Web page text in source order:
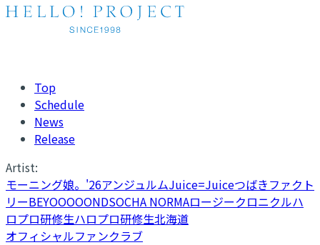
Top
Schedule
News
Release
Artist:
モーニング娘。'26アンジュルムJuice=Juiceつばきファクト
リーBEYOOOOONDSOCHA NORMAロージークロニクルハ
ロプロ研修生ハロプロ研修生北海道
オフィシャルファンクラブ